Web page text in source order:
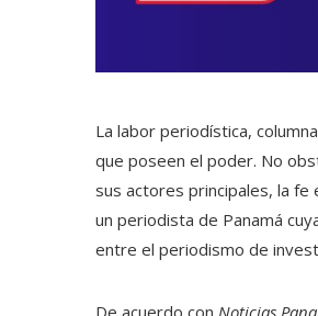
La labor periodística,
que poseen el poder. No
sus actores principales, la fe
un periodista de Panamá
entre el periodismo de